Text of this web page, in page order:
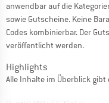
anwendbar auf die
sowie Gutscheine. Keine
Codes kombinierbar. Der
veröffentlicht werden.
Highlights
Alle Inhalte im Überblick gibt